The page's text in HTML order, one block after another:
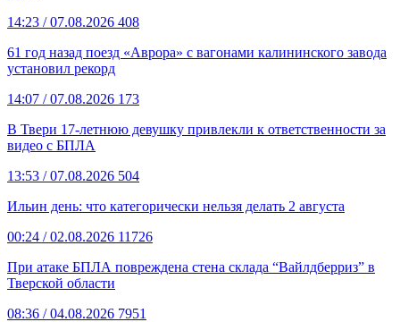
14:23 / 07.08.2026 408
61 год назад поезд «Аврора» с вагонами калининского завода
установил рекорд
14:07 / 07.08.2026 173
В Твери 17-летнюю девушку привлекли к ответственности за
видео с БПЛА
13:53 / 07.08.2026 504
Ильин день: что категорически нельзя делать 2 августа
00:24 / 02.08.2026 11726
При атаке БПЛА повреждена стена склада “Вайлдберриз” в
Тверской области
08:36 / 04.08.2026 7951